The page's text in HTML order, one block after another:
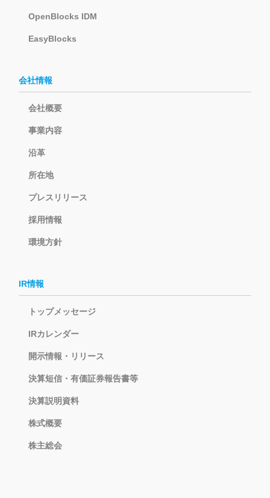
OpenBlocks IDM
EasyBlocks
会社情報
会社概要
事業内容
沿革
所在地
プレスリリース
採用情報
環境方針
IR情報
トップメッセージ
IRカレンダー
開示情報・リリース
決算短信・有価証券報告書等
決算説明資料
株式概要
株主総会